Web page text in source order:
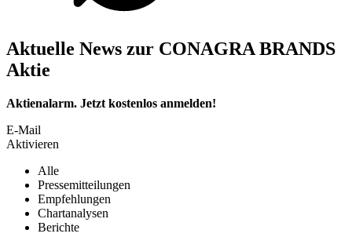
Aktuelle News zur CONAGRA BRANDS
Aktie
Aktienalarm. Jetzt kostenlos anmelden!
E-Mail
Aktivieren
Alle
Pressemitteilungen
Empfehlungen
Chartanalysen
Berichte